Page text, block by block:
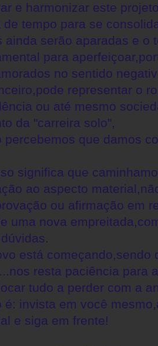
e harmonizar este
de tempo para se
ainda serão aparadas e o
para
no sentido
representar o
ou até mesmo
da "carreira solo",
percebemos que damos
significa que
ao aspecto material,
ou afirmação em
uma nova
está começando,sendo
resta paciência para
tudo a perder com a
é: invista em você
e siga em frente!